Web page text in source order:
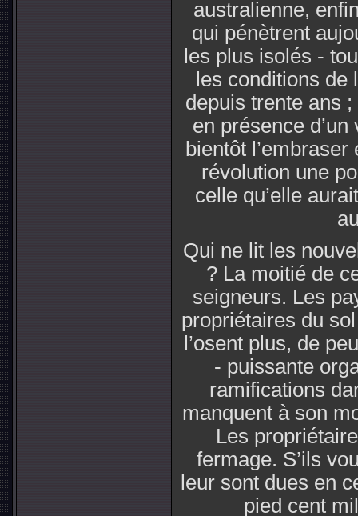
australienne,
qui pénètrent
les plus isolés -
les conditions
depuis trente ans
en présence
bientôt
révolution une
celle qu’elle
Qui ne lit les
? La moitié de
seigneurs. Les
propriétaires du
l’osent plus, de
- puissante
ramifications
manquent à son
Les
fermage. S’ils
leur sont dues en
pied cent